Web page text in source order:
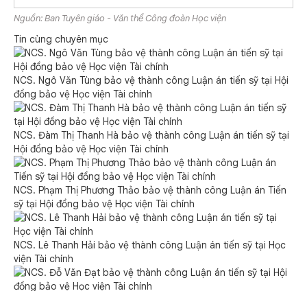
Nguồn: Ban Tuyên giáo - Văn thể Công đoàn Học viện
Tin cùng chuyên mục
NCS. Ngô Văn Tùng bảo vệ thành công Luận án tiến sỹ tại Hội
đồng bảo vệ Học viện Tài chính
NCS. Đàm Thị Thanh Hà bảo vệ thành công Luận án tiến sỹ tại
Hội đồng bảo vệ Học viện Tài chính
NCS. Phạm Thị Phương Thảo bảo vệ thành công Luận án Tiến
sỹ tại Hội đồng bảo vệ Học viện Tài chính
NCS. Lê Thanh Hải bảo vệ thành công Luận án tiến sỹ tại Học
viện Tài chính